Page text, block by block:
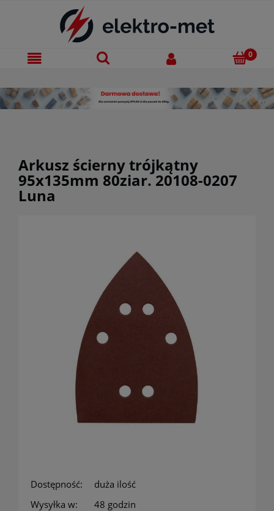
Arkusz ścierny trójkątny
95x135mm 80ziar. 20108-0207
Luna
Dostępność:
duża ilość
Wysyłka w:
48 godzin